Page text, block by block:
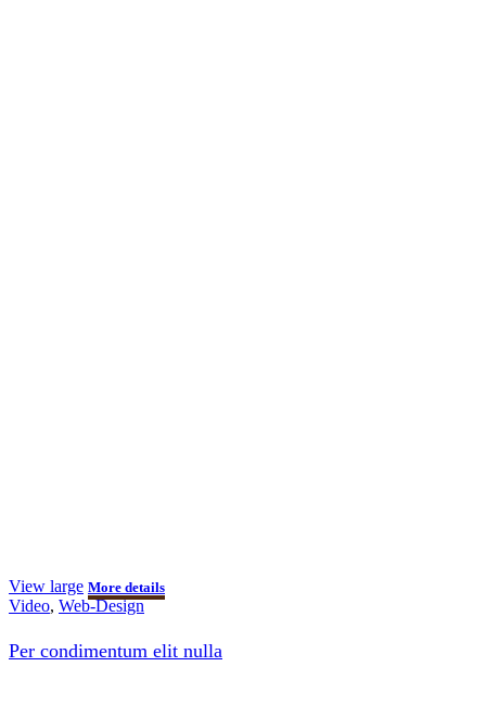
View large More details
Video, Web-Design
Per condimentum elit nulla